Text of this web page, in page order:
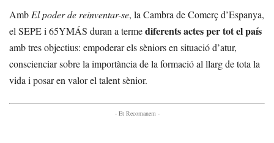
Amb El poder de reinventar-se, la Cambra de Comerç d’Espanya,
el SEPE i 65YMÁS duran a termediferents actes per tot el país
amb tres objectius: empoderar els sèniors en situació d’atur,
conscienciar sobre la importància de la formació al llarg de tota la
vida i posar en valor el talent sènior.
- Et Recomanem -